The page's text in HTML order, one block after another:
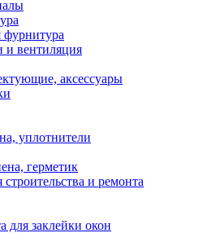
фурнитура
и вентиляция
аксессуары
уплотнители
герметик
и ремонта
для заклейки окон